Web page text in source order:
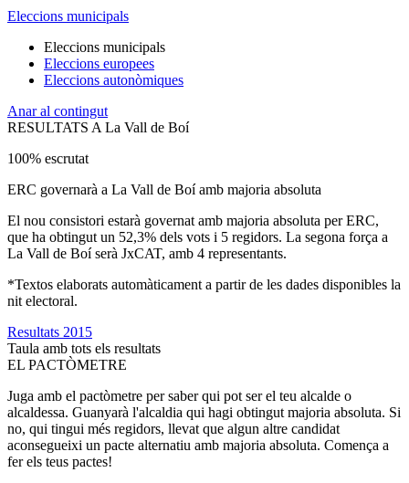
Eleccions municipals
Eleccions municipals
Eleccions europees
Eleccions autonòmiques
Anar al contingut
RESULTATS A La Vall de Boí
100% escrutat
ERC governarà a La Vall de Boí amb majoria absoluta
El nou consistori estarà governat amb majoria absoluta per ERC,
que ha obtingut un 52,3% dels vots i 5 regidors. La segona força a
La Vall de Boí serà JxCAT, amb 4 representants.
*Textos elaborats automàticament a partir de les dades disponibles la
nit electoral.
Resultats 2015
Taula amb tots els resultats
EL PACTÒMETRE
Juga amb el pactòmetre per saber qui pot ser el teu alcalde o
alcaldessa. Guanyarà l'alcaldia qui hagi obtingut majoria absoluta. Si
no, qui tingui més regidors, llevat que algun altre candidat
aconsegueixi un pacte alternatiu amb majoria absoluta. Comença a
fer els teus pactes!